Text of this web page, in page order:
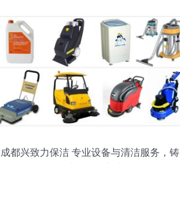
成都兴致力保洁 专业设备与清洁服务，铸